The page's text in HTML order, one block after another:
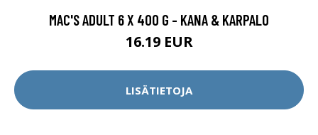
MAC'S ADULT 6 X 400 G - KANA & KARPALO
16.19 EUR
LISÄTIETOJA